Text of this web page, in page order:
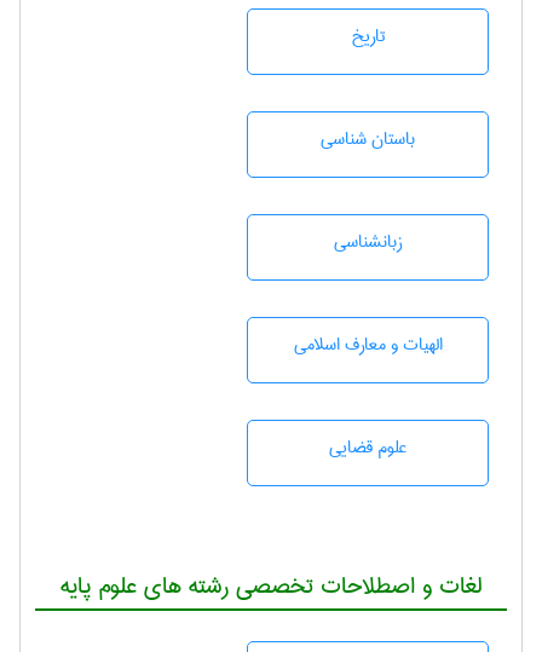
تاريخ
باستان شناسی
زبانشناسی
الهیات و معارف اسلامی
علوم قضایی
لغات و اصطلاحات تخصصی رشته های علوم پایه